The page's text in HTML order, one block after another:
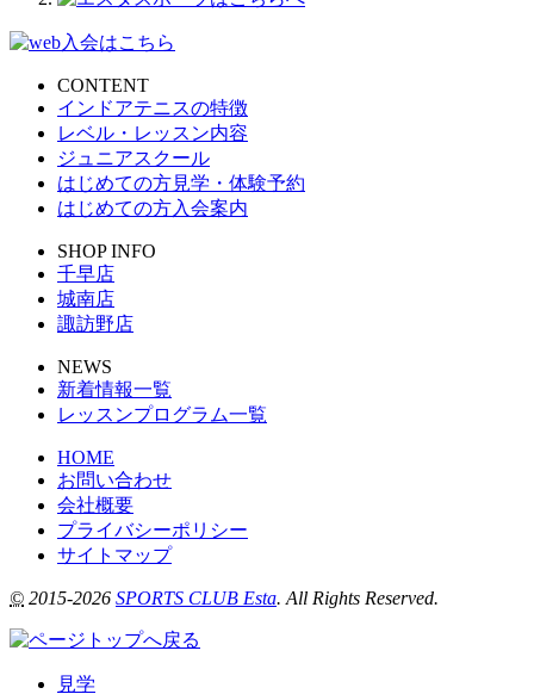
CONTENT
インドアテニスの特徴
レベル・レッスン内容
ジュニアスクール
はじめての方見学・体験予約
はじめての方入会案内
SHOP INFO
千早店
城南店
諏訪野店
NEWS
新着情報一覧
レッスンプログラム一覧
HOME
お問い合わせ
会社概要
プライバシーポリシー
サイトマップ
© 2015-2026 SPORTS CLUB Esta. All Rights Reserved.
見学